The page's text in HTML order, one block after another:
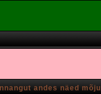
andes näed mõju